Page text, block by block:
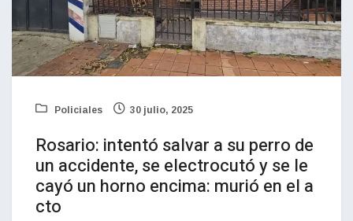
Policiales 30 julio, 2025
Rosario: intentó salvar a su perro de
un accidente, se electrocutó y se le
cayó un horno encima: murió en el a
cto